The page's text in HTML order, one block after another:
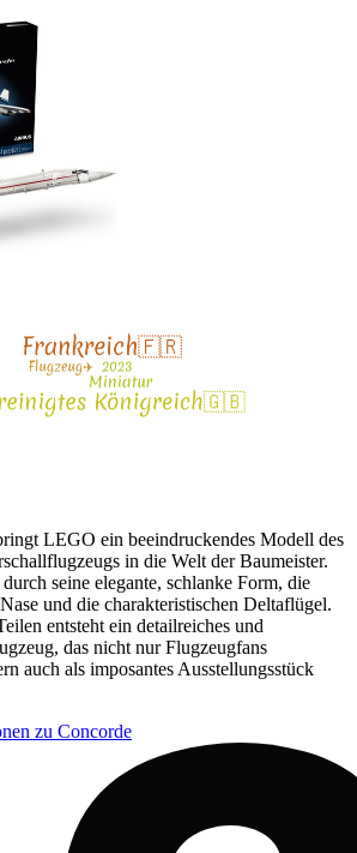
LEGO ein beeindruckendes Modell des
in die Welt der Baumeister.
seine elegante, schlanke Form, die
und die charakteristischen Deltaflügel.
entsteht ein detailreiches und
das nicht nur Flugzeugfans
auch als imposantes Ausstellungsstück
zu Concorde